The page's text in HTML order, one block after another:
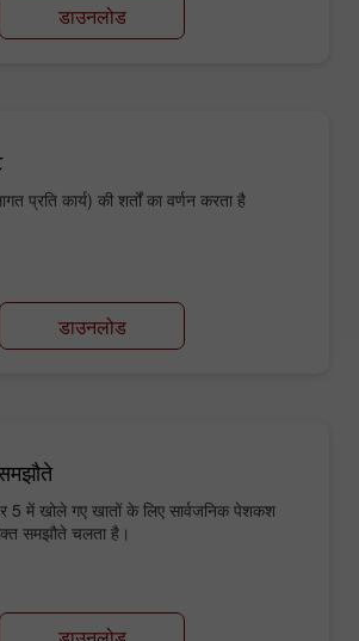
डाउनलोड
प्रति कार्य) की शर्तों का वर्णन करता है
डाउनलोड
5 में खोले गए खातों के लिए सार्वजनिक पेशकश
समझौते चलता है।